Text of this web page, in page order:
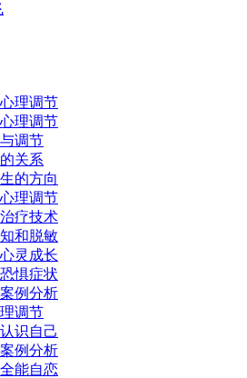
理调节
理调节
调节
关系
的方向
理调节
疗技术
和脱敏
灵成长
惧症状
例分析
调节
识自己
例分析
能自恋